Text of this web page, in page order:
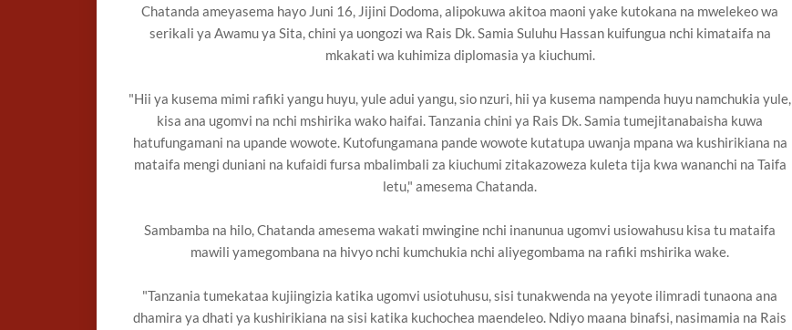
Chatanda ameyasema hayo Juni 16, Jijini Dodoma, alipokuwa akitoa maoni yake kutokana na mwelekeo wa
serikali ya Awamu ya Sita, chini ya uongozi wa Rais Dk. Samia Suluhu Hassan kuifungua nchi kimataifa na
mkakati wa kuhimiza diplomasia ya kiuchumi.
"Hii ya kusema mimi rafiki yangu huyu, yule adui yangu, sio nzuri, hii ya kusema nampenda huyu namchukia yule,
kisa ana ugomvi na nchi mshirika wako haifai. Tanzania chini ya Rais Dk. Samia tumejitanabaisha kuwa
hatufungamani na upande wowote. Kutofungamana pande wowote kutatupa uwanja mpana wa kushirikiana na
mataifa mengi duniani na kufaidi fursa mbalimbali za kiuchumi zitakazoweza kuleta tija kwa wananchi na Taifa
letu," amesema Chatanda.
Sambamba na hilo, Chatanda amesema wakati mwingine nchi inanunua ugomvi usiowahusu kisa tu mataifa
mawili yamegombana na hivyo nchi kumchukia nchi aliyegombama na rafiki mshirika wake.
"Tanzania tumekataa kujiingizia katika ugomvi usiotuhusu, sisi tunakwenda na yeyote ilimradi tunaona ana
dhamira ya dhati ya kushirikiana na sisi katika kuchochea maendeleo. Ndiyo maana binafsi, nasimamia na Rais